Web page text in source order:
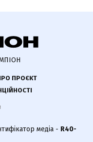
ПРОЄКТ
медіа - R40-